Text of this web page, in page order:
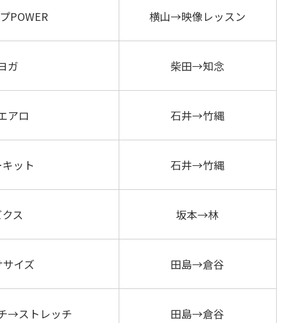
POWER 横山→映像レッスン
ガ 柴田→知念
アロ 石井→竹縄
ット 石井→竹縄
ス 坂本→林
イズ 田島→倉谷
→ストレッチ 田島→倉谷